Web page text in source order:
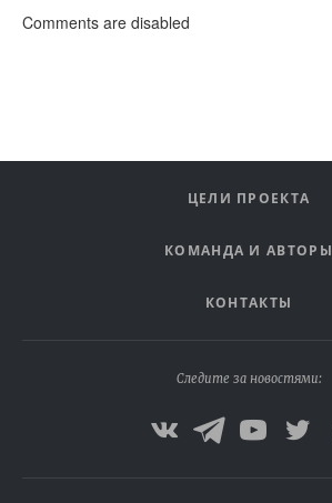
Comments are disabled
ЦЕЛИ ПРОЕКТА
КОМАНДА И АВТОРЫ
КОНТАКТЫ
Следите за новостями: